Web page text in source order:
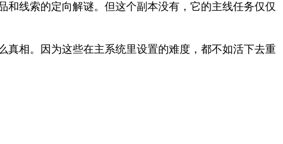
线索的定向解谜。但这个副本没有，它的主线任务仅仅
相。因为这些在主系统里设置的难度，都不如活下去重